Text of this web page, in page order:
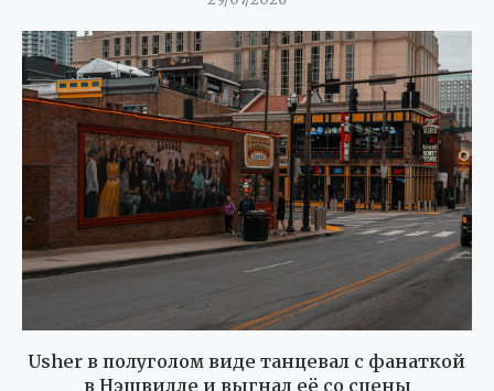
Usher в полуголом виде танцевал с фанаткой
в Нэшвилле и выгнал её со сцены